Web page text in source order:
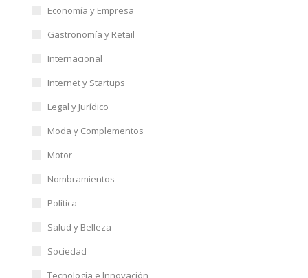
Economía y Empresa
Gastronomía y Retail
Internacional
Internet y Startups
Legal y Jurídico
Moda y Complementos
Motor
Nombramientos
Política
Salud y Belleza
Sociedad
Tecnología e Innovación